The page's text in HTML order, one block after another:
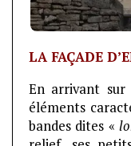
LA FAÇADE
En arrivant sur
éléments
bandes dites «